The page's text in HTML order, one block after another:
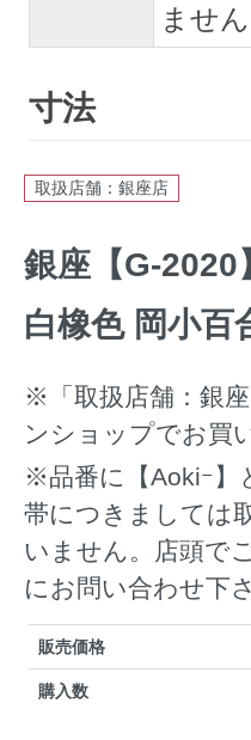
ません
寸法
取扱店舗：銀座店
銀座【G-2020
白橡色 岡小百
※「取扱店舗：銀
ンショップでお買
※品番に【Aokiｰ】
帯につきましては
いません。店頭で
にお問い合わせ下
販売価格
購入数